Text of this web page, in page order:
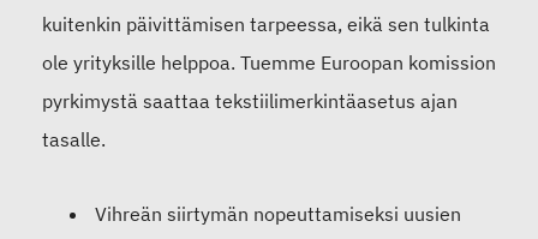
kuitenkin päivittämisen tarpeessa, eikä sen tulkinta
ole yrityksille helppoa. Tuemme Euroopan komission
pyrkimystä saattaa tekstiilimerkintäasetus ajan
tasalle.
Vihreän siirtymän nopeuttamiseksi uusien